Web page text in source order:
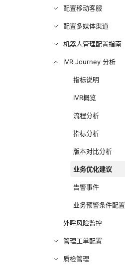
配置移动客服
配置多媒体渠道
机器人管理配置指南
IVR Journey 分析
指标说明
IVR概览
流程分析
指标分析
版本对比分析
业务优化建议
告警事件
业务预警条件配置
外呼风险监控
管理工单配置
质检管理